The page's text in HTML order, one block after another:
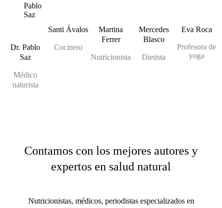
Dr. Pablo
Saz
Médico
naturista
Santi Ávalos
Cocinero
Martina
Ferrer
Nutricionista
Mercedes
Blasco
Dietista
Eva Roca
Profesora de
yoga
Contamos con los mejores autores y
expertos en salud natural
Nutricionistas, médicos, periodistas especializados en